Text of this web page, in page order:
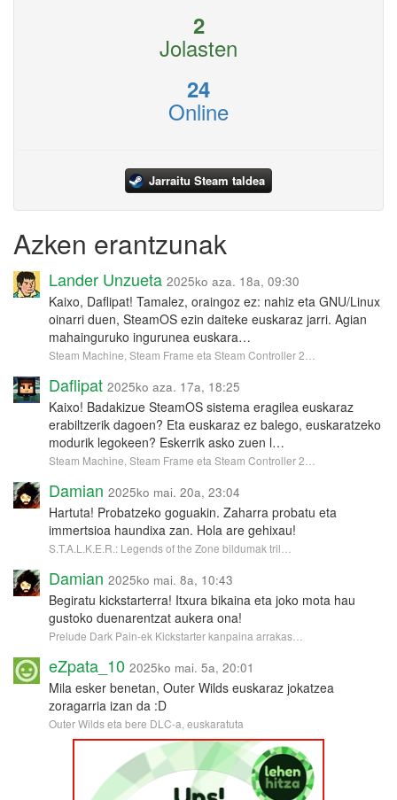
2
Jolasten
24
Online
Jarraitu Steam taldea
Azken erantzunak
Lander Unzueta 2025ko aza. 18a, 09:30
Kaixo, Daflipat! Tamalez, oraingoz ez: nahiz eta GNU/Linux
oinarri duen, SteamOS ezin daiteke euskaraz jarri. Agian
mahainguruko ingurunea euskara…
Steam Machine, Steam Frame eta Steam Controller 2…
Daflipat 2025ko aza. 17a, 18:25
Kaixo! Badakizue SteamOS sistema eragilea euskaraz
erabiltzerik dagoen? Eta euskaraz ez balego, euskaratzeko
modurik legokeen? Eskerrik asko zuen l…
Steam Machine, Steam Frame eta Steam Controller 2…
Damian 2025ko mai. 20a, 23:04
Hartuta! Probatzeko goguakin. Zaharra probatu eta
immertsioa haundixa zan. Hola are gehixau!
S.T.A.L.K.E.R.: Legends of the Zone bildumak tril…
Damian 2025ko mai. 8a, 10:43
Begiratu kickstarterra! Itxura bikaina eta joko mota hau
gustoko duenarentzat aukera ona!
Prelude Dark Pain-ek Kickstarter kanpaina arrakas…
eZpata_10 2025ko mai. 5a, 20:01
Mila esker benetan, Outer Wilds euskaraz jokatzea
zoragarria izan da :D
Outer Wilds eta bere DLC-a, euskaratuta